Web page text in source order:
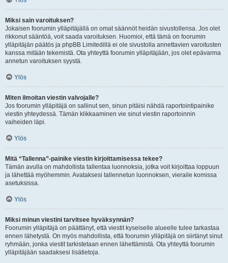
Miksi sain varoituksen?
Jokaisen foorumin ylläpitäjällä on omat säännöt heidän sivustollensa. Jos olet
rikkonut sääntöä, voit saada varoituksen. Huomioi, että tämä on foorumin
ylläpitäjän päätös ja phpBB Limitedillä ei ole sivustolla annettavien varoitusten
kanssa mitään tekemistä. Ota yhteyttä foorumin ylläpitäjään, jos olet epävarma
annetun varoituksen syystä.
Ylös
Miten ilmoitan viestin valvojalle?
Jos foorumin ylläpitäjä on sallinut sen, sinun pitäisi nähdä raportointipainike
viestin yhteydessä. Tämän klikkaaminen vie sinut viestin raportoinnin
vaiheiden läpi.
Ylös
Mitä “Tallenna”-painike viestin kirjoittamisessa tekee?
Tämän avulla on mahdollista tallentaa luonnoksia, jotka voit kirjoittaa loppuun
ja lähettää myöhemmin. Avataksesi tallennetun luonnoksen, vieraile komissa
asetuksissa.
Ylös
Miksi minun viestini tarvitsee hyväksynnän?
Foorumin ylläpitäjä on päättänyt, että viestit kyseiselle alueelle tulee tarkastaa
ennen lähetystä. On myös mahdollista, että foorumin ylläpitäjä on siirtänyt sinut
ryhmään, jonka viestit tarkistetaan ennen lähettämistä. Ota yhteyttä foorumin
ylläpitäjään saadaksesi lisätietoja.